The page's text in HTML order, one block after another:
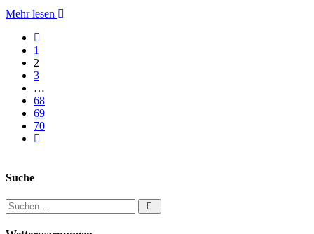
Mehr lesen
1
2
3
…
68
69
70
Ältere Artikel
Suche
Suchen nach: